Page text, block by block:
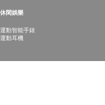
休閑娛樂
運動智能手錶
運動耳機